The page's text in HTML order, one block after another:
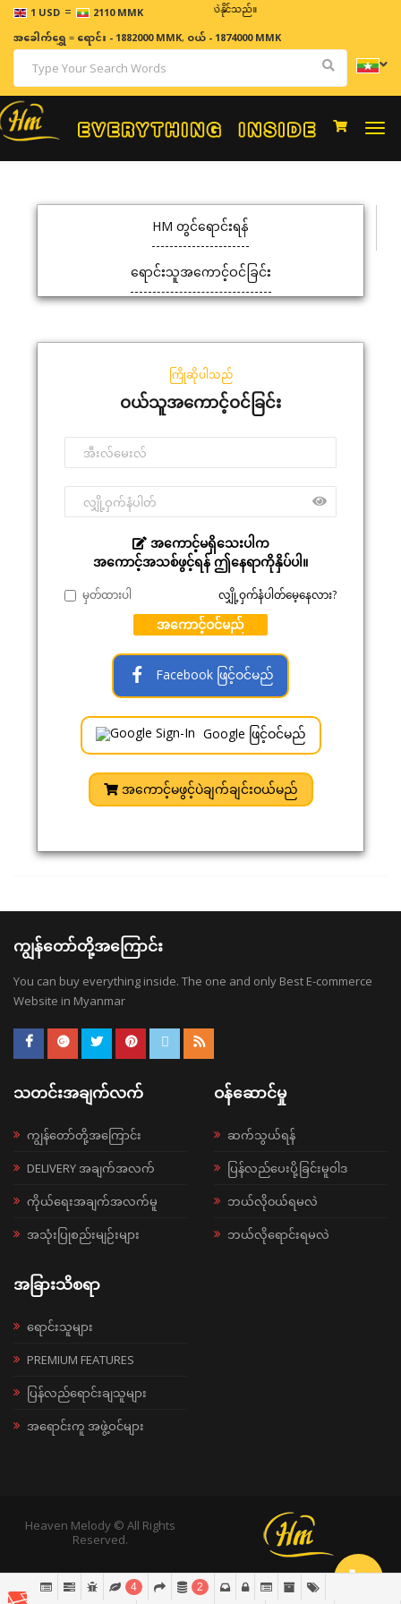
1 USD = 2110 MMK
ဈေးနှုန်းများသည် အချိန်နှင့် အမျှပြောင်းလဲနိုင်သည်။
အခေါက်ရွှေ=ရောင်း - 1882000 MMK, ဝယ် - 1874000 MMK
HM တွင်ရောင်းရန်
ရောင်းသူအကောင့်ဝင်ခြင်း
ကြိုဆိုပါသည်
ဝယ်သူအကောင့်ဝင်ခြင်း
အကောင့်မရှိသေးပါက
အကောင့်အသစ်ဖွင့်ရန် ဤနေရာကိုနှိပ်ပါ။
မှတ်ထားပါ လျှို့ဝှက်နံပါတ်မေ့နေလား?
အကောင့်ဝင်မည်
Facebook ဖြင့်ဝင်မည်
Google ဖြင့်ဝင်မည်
အကောင့်မဖွင့်ပဲချက်ချင်းဝယ်မည်
ကျွန်တော်တို့အကြောင်း
You can buy everything inside. The one and only Best E-commerce
Website in Myanmar
သတင်းအချက်လက်
ကျွန်တော်တို့အကြောင်း
DELIVERY အချက်အလက်
ကိုယ်ရေးအချက်အလက်မူ
အသုံးပြုစည်းမျဉ်းများ
ဝန်ဆောင်မှု
ဆက်သွယ်ရန်
ပြန်လည်ပေးပို့ခြင်းမူဝါဒ
ဘယ်လို၀ယ်ရမလဲ
ဘယ်လိုရောင်းရမလဲ
အခြားသိစရာ
ရောင်းသူများ
PREMIUM FEATURES
ပြန်လည်ရောင်းချသူများ
အရောင်းကူ အဖွဲ့ဝင်များ
Heaven Melody © All Rights
Reserved.
4 2